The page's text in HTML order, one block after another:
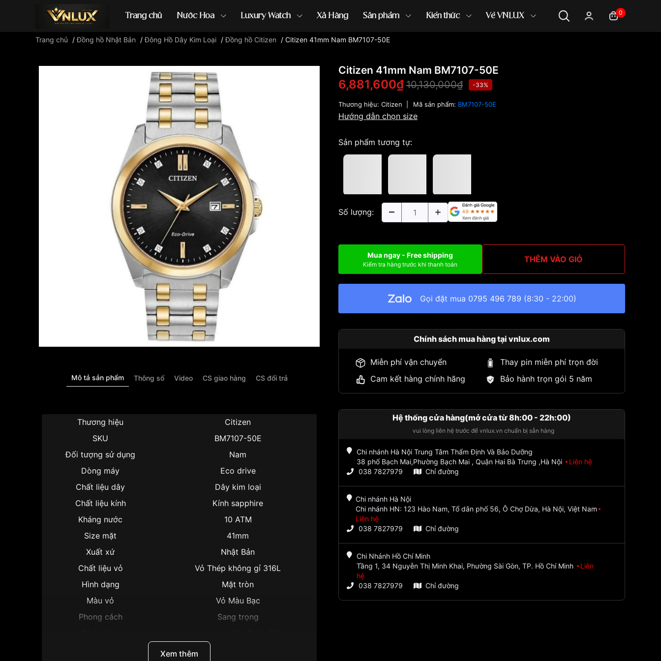
Trang chủ Nước Hoa Luxury Watch Xả Hàng Sản phẩm Kiến thức Về VNLUX 0
Đồng hồ casio đồng hồ G-Shock đồng hồ Orient ...
Trang chủ /Đồng hồ Nhật Bản /Đông Hồ Dây Kim Loại /Đồng hồ Citizen / Citizen 41mm Nam BM7107-50E
Mô tả sản phẩm Thông số Video CS giao hàng CS đổi trả
Thương hiệu
Citizen
SKU
BM7107-50E
Đối tượng sử dụng
Nam
Dòng máy
Eco drive
Chất liệu dây
Dây kim loại
Chất liệu kính
Kính sapphire
Kháng nước
10 ATM
Size mặt
41mm
Xuất xứ
Nhật Bản
Chất liệu vỏ
Vỏ Thép không gỉ 316L
Hình dạng
Mặt tròn
Màu vỏ
Vỏ Màu Bạc
Phong cách
Sang trọng
Xem thêm
Citizen 41mm Nam BM7107-50E
6,881,600₫ 10,130,000₫ -33%
Thương hiệu: Citizen Mã sản phẩm: BM7107-50E
Hướng dẫn chọn size
Sản phẩm tương tự:
Số lượng:
Mua ngay - Free shipping
Kiểm tra hàng trước khi thanh toán THÊM VÀO GIỎ
Gọi đặt mua 0795 496 789 (8:30 - 22:00)
Chính sách mua hàng tại vnlux.com
Miễn phí vận chuyển
Thay pin miễn phí trọn đời
Cam kết hàng chính hãng
Bảo hành trọn gói 5 năm
Hệ thống cửa hàng(mở cửa từ 8h:00 - 22h:00)
vui lòng liên hệ trước để vnlux.vn chuẩn bị sẵn hàng
Chi nhánh Hà Nội Trung Tâm Thẩm Định Và Bảo Dưỡng
38 phố Bạch Mai,Phường Bạch Mai , Quận Hai Bà Trưng ,Hà Nội
Liên hệ
038 7827979
Chỉ đường
Chi nhánh Hà Nội
Chi nhánh HN: 123 Hào Nam, Tổ dân phố 56, Ô Chợ Dừa, Hà Nội, Việt Nam
Liên hệ
038 7827979
Chỉ đường
Chi Nhánh Hồ Chí Minh
Tầng 1, 34 Nguyễn Thị Minh Khai, Phường Sài Gòn, TP. Hồ Chí Minh
Liên
hệ
038 7827979
Chỉ đường